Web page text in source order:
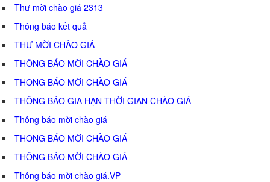
Thư mời chào giá 2313
Thông báo kết quả
THƯ MỜI CHÀO GIÁ
THÔNG BÁO MỜI CHÀO GIÁ
THÔNG BÁO MỜI CHÀO GIÁ
THÔNG BÁO GIA HẠN THỜI GIAN CHÀO GIÁ
Thông báo mời chào giá
THÔNG BÁO MỜI CHÀO GIÁ
THÔNG BÁO MỜI CHÀO GIÁ
Thông báo mời chào giá.VP